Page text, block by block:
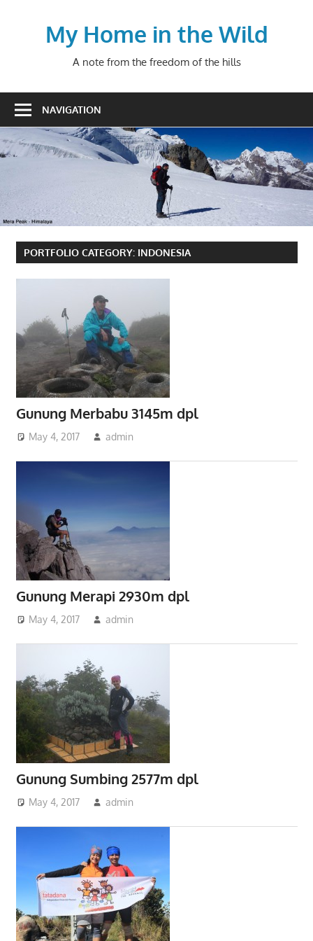
My Home in the Wild
A note from the freedom of the hills
NAVIGATION
PORTFOLIO CATEGORY: INDONESIA
Gunung Merbabu 3145m dpl
May 4, 2017 admin
Gunung Merapi 2930m dpl
May 4, 2017 admin
Gunung Sumbing 2577m dpl
May 4, 2017 admin